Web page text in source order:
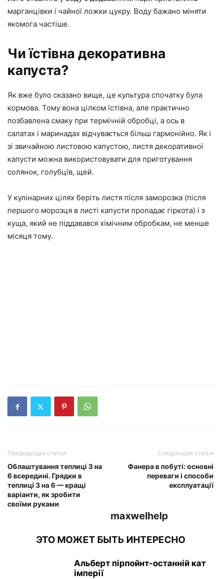
марганцівки і чайної ложки цукру. Воду бажано міняти
якомога частіше.
Чи їстівна декоративна
капуста?
Як вже було сказано вище, це культура спочатку була
кормова. Тому вона цілком їстівна, але практично
позбавлена смаку при термічній обробці, а ось в
салатах і маринадах відчувається більш гармонійно. Як і
зі звичайною листовою капустою, листя декоративної
капусти можна використовувати для приготування
солянок, голубців, щей.
У кулінарних цілях беріть листя після заморозка (після
першого морозця в листі капусти пропадає гіркота) і з
куща, який не піддавався хімічним обробкам, не менше
місяця тому.
Предыдущая статья
Облаштування теплиці 3 на
6 всередині. Грядки в
теплиці 3 на 6 — кращі
варіанти, як зробити
своїми руками
Следующая статья
Фанера в побуті: основні
переваги і способи
експлуатації
maxwelhelp
ЭТО МОЖЕТ БЫТЬ ИНТЕРЕСНО
Альберт пірпойнт-останній кат
імперії